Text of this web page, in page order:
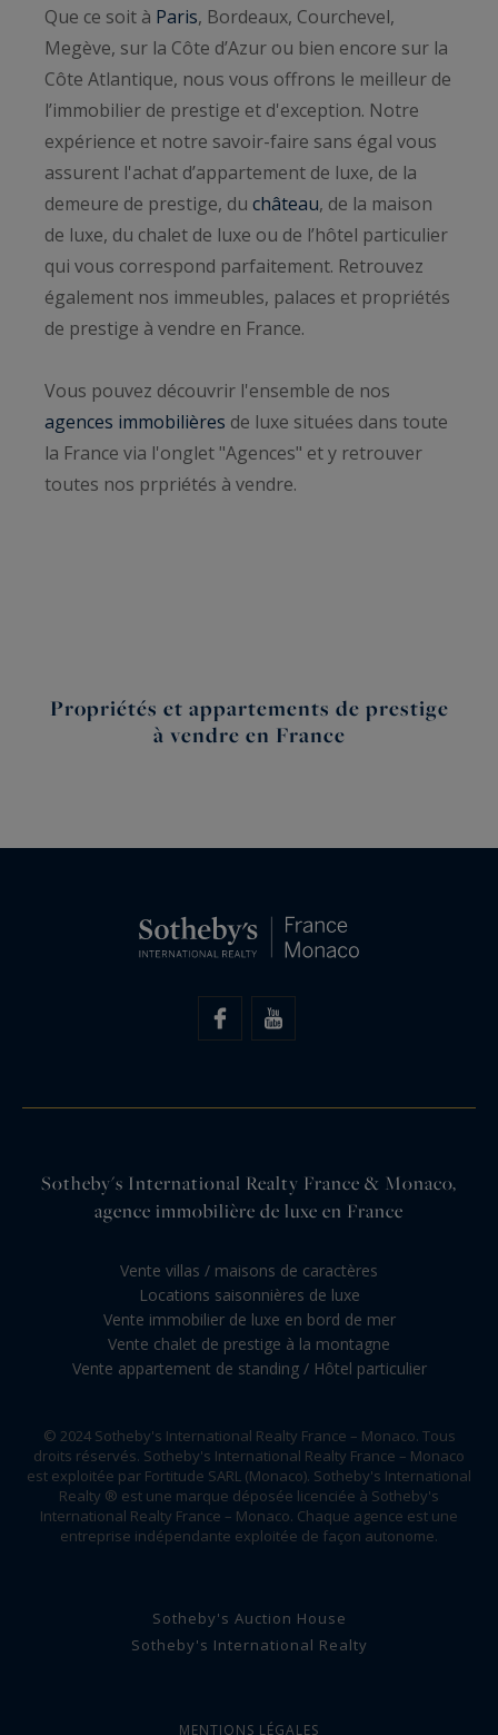
Que ce soit à Paris, Bordeaux, Courchevel,
Megève, sur la Côte d’Azur ou bien encore sur la
Côte Atlantique, nous vous offrons le meilleur de
l’immobilier de prestige et d'exception. Notre
expérience et notre savoir-faire sans égal vous
assurent l'achat d’appartement de luxe, de la
demeure de prestige, du château, de la maison
de luxe, du chalet de luxe ou de l’hôtel particulier
qui vous correspond parfaitement. Retrouvez
également nos immeubles, palaces et propriétés
de prestige à vendre en France.
Vous pouvez découvrir l'ensemble de nos
agences immobilières de luxe situées dans toute
la France via l'onglet "Agences" et y retrouver
toutes nos prpriétés à vendre.
Propriétés et appartements de prestige
à vendre en France
Sotheby's International Realty France & Monaco,
agence immobilière de luxe en France
Vente villas / maisons de caractères
Locations saisonnières de luxe
Vente immobilier de luxe en bord de mer
Vente chalet de prestige à la montagne
Vente appartement de standing / Hôtel particulier
© 2024 Sotheby's International Realty France – Monaco. Tous
droits réservés. Sotheby's International Realty France – Monaco
est exploitée par Fortitude SARL (Monaco). Sotheby's International
Realty ® est une marque déposée licenciée à Sotheby's
International Realty France – Monaco. Chaque agence est une
entreprise indépendante exploitée de façon autonome.
Sotheby's Auction House
Sotheby's International Realty
MENTIONS LÉGALES